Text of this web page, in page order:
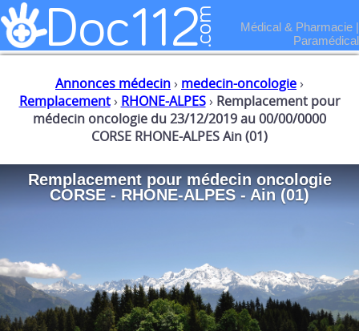
Médical & Pharmacie |
Paramédical
Annonces médecin› medecin-oncologie›
Remplacement › RHONE-ALPES › Remplacement pour
médecin oncologie du 23/12/2019 au 00/00/0000
CORSE RHONE-ALPES Ain (01)
Remplacementpourmédecin oncologie
CORSE - RHONE-ALPES - Ain (01)